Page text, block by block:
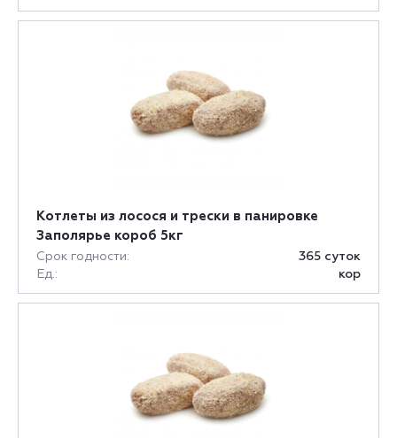
Котлеты из лосося и трески в панировке
Заполярье короб 5кг
Срок годности:
365 суток
Ед.:
кор